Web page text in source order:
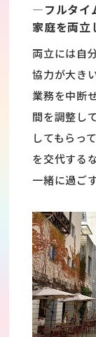
―フルタイ
家庭を両立
両立には自
協力が大き
業務を中断
間を調整し
してもらっ
を交代する
一緒に過ご